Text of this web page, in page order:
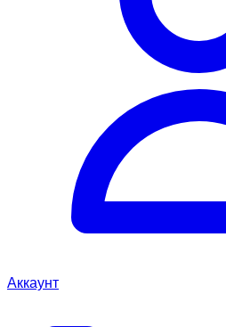
Аккаунт